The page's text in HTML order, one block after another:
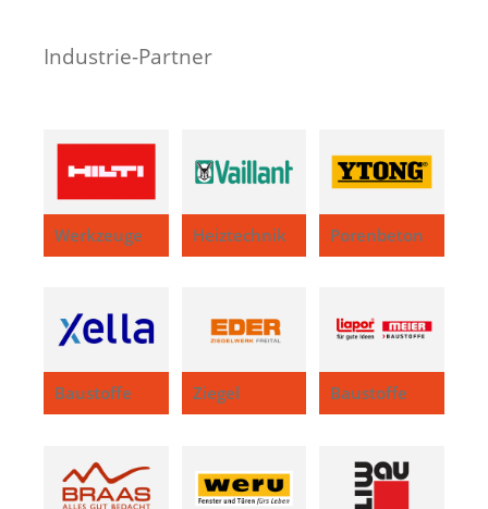
Industrie-Partner
Werkzeuge Heiztechnik Porenbeton
Baustoffe Ziegel Baustoffe